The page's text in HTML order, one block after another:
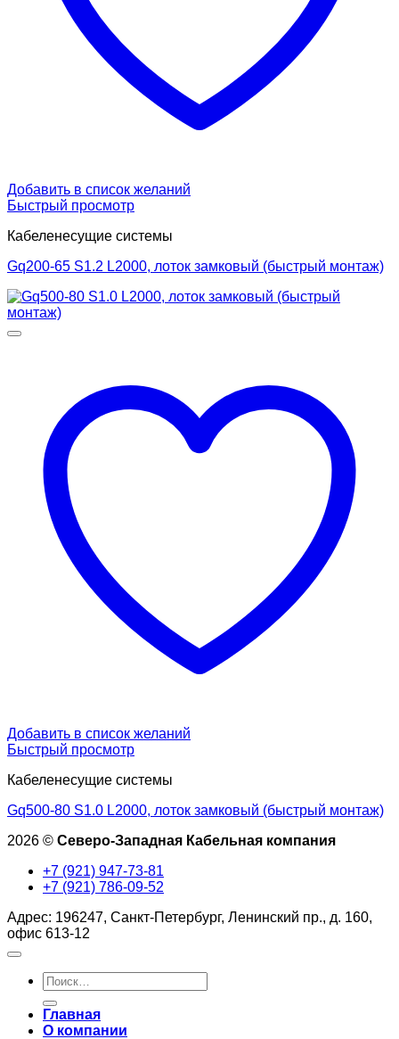
Добавить в список желаний
Быстрый просмотр
Кабеленесущие системы
Gq200-65 S1.2 L2000, лоток замковый (быстрый монтаж)
Добавить в список желаний
Быстрый просмотр
Кабеленесущие системы
Gq500-80 S1.0 L2000, лоток замковый (быстрый монтаж)
2026 © Северо-Западная Кабельная компания
+7 (921) 947-73-81
+7 (921) 786-09-52
Адрес: 196247, Санкт-Петербург, Ленинский пр., д. 160,
офис 613-12
Искать:
Главная
О компании